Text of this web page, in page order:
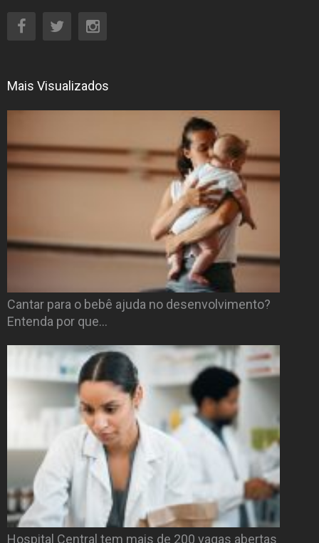
Mais Visualizados
Cantar para o bebê ajuda no desenvolvimento?
Entenda por que…
Hospital Central tem mais de 200 vagas abertas